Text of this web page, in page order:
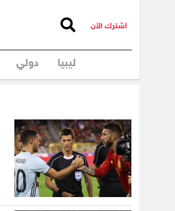
اشترك الآن
ليبيا دولي